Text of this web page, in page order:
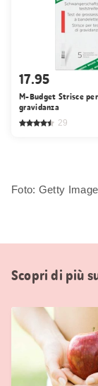
17.95
M-Budget Strisce
gravidanza
29
Foto: Getty
Scopri di più